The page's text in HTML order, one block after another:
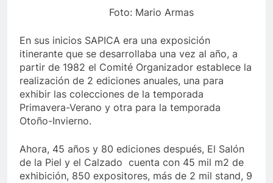
Foto: Mario Armas
En sus inicios SAPICA era una exposición
itinerante que se desarrollaba una vez al año, a
partir de 1982 el Comité Organizador establece la
realización de 2 ediciones anuales, una para
exhibir las colecciones de la temporada
Primavera-Verano y otra para la temporada
Otoño-Invierno.
Ahora, 45 años y 80 ediciones después, El Salón
de la Piel y el Calzado cuenta con 45 mil m2 de
exhibición, 850 expositores, más de 2 mil stand, 9